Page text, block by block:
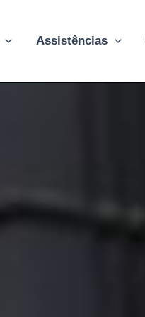
Assistências